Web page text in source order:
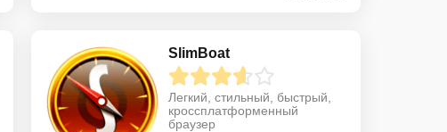
SlimBoat
Легкий, стильный, быстрый,
кроссплатформенный
браузер